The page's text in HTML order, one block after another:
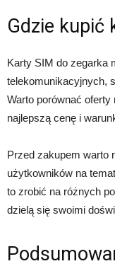
Gdzie kupić
Karty SIM do zegarka
telekomunikacyjnych,
Warto porównać
najlepszą cenę i
Przed zakupem warto
użytkowników na
to zrobić na różnych
dzielą się swoimi